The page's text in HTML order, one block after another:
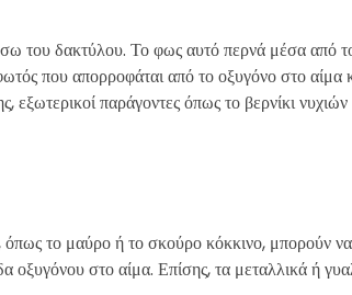
του δακτύλου. Το φως αυτό περνά μέσα από
που απορροφάται από το οξυγόνο στο αίμα
εξωτερικοί παράγοντες όπως το βερνίκι
όπως το μαύρο ή το σκούρο κόκκινο, μπορούν να
στο αίμα. Επίσης, τα μεταλλικά ή